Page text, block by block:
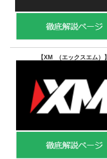
【XM （エックスエム） 】